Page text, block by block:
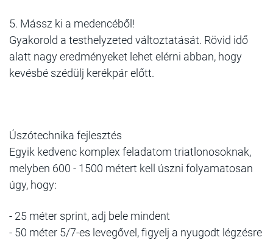
5. Mássz ki a medencéből!
Gyakorold a testhelyzeted változtatását. Rövid idő
alatt nagy eredményeket lehet elérni abban, hogy
kevésbé szédülj kerékpár előtt.
Úszótechnika fejlesztés
Egyik kedvenc komplex feladatom triatlonosoknak,
melyben 600 - 1500 métert kell úszni folyamatosan
úgy, hogy:
- 25 méter sprint, adj bele mindent
- 50 méter 5/7-es levegővel, figyelj a nyugodt légzésre